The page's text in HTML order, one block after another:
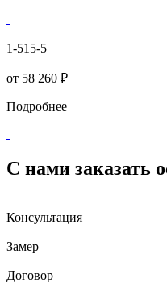
1-515-5
от 58 260 ₽
Подробнее
С нами заказать
Консультация
Замер
Договор